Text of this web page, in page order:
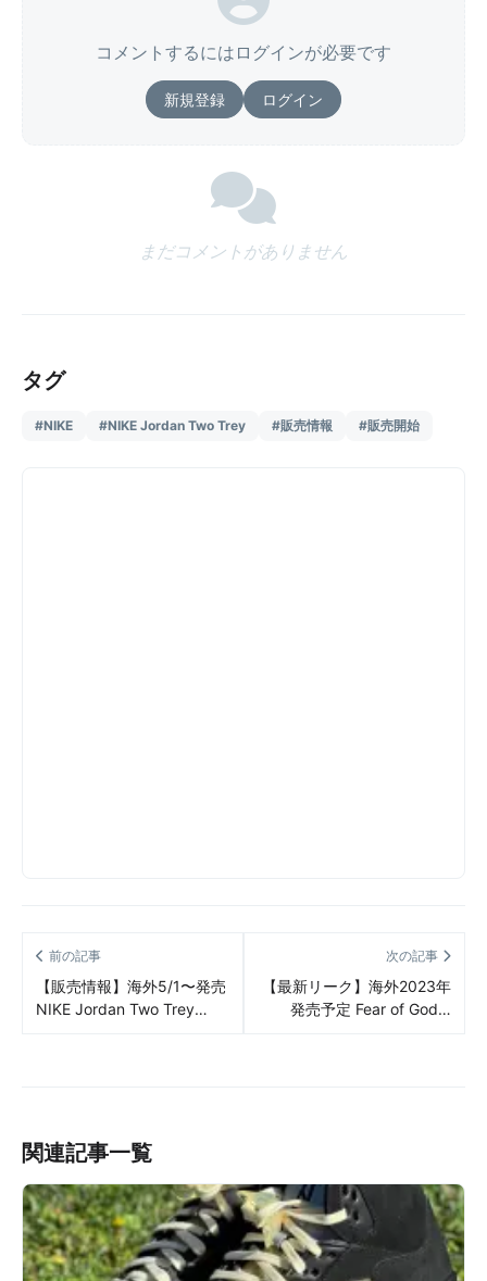
コメントするにはログインが必要です
新規登録 ログイン
まだコメントがありません
タグ
#NIKE #NIKE Jordan Two Trey #販売情報 #販売開始
前の記事
【販売情報】海外5/1〜発売
NIKE Jordan Two Trey
次の記事
【最新リーク】海外2023年
発売予定 Fear of God x
関連記事一覧